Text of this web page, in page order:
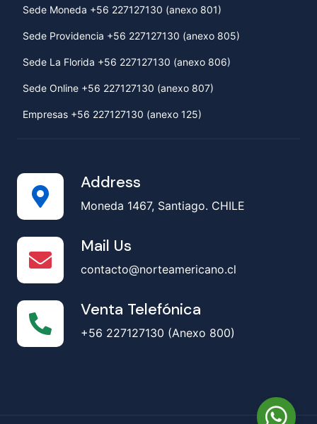
Sede Moneda +56 227127130 (anexo 801)
Sede Providencia +56 227127130 (anexo 805)
Sede La Florida +56 227127130 (anexo 806)
Sede Online +56 227127130 (anexo 807)
Empresas +56 227127130 (anexo 125)
Address
Moneda 1467, Santiago. CHILE
Mail Us
contacto@norteamericano.cl
Venta Telefónica
+56 227127130 (Anexo 800)